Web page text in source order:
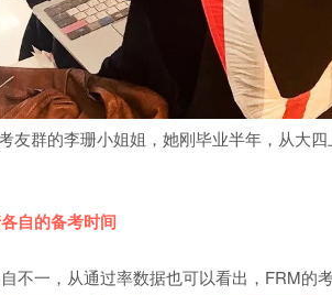
群的李珊小姐姐，她刚毕业半年，从大四
自的备考时间
一，从通过率数据也可以看出，FRM的考